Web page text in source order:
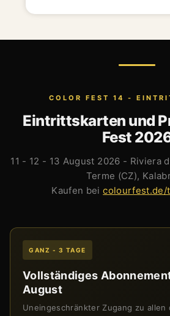
COLOR FEST 14 -
Eintrittskarten und
Fest
11 - 12 - 13 August 2026 - Riviera
Terme (CZ),
Kaufen bei
GANZ - 3 TAGE
Vollständiges
August
Uneingeschränkter Zugang zu allen